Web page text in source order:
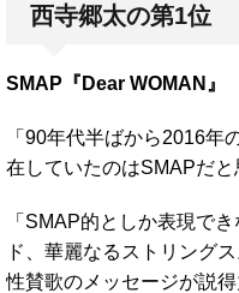
西寺郷太の第1位
SMAP『Dear WOMAN』
「90年代半ばから2016年
在していたのはSMAPだと
「SMAP的としか表現で
ド、華麗なるストリング
性賛歌のメッセージが説